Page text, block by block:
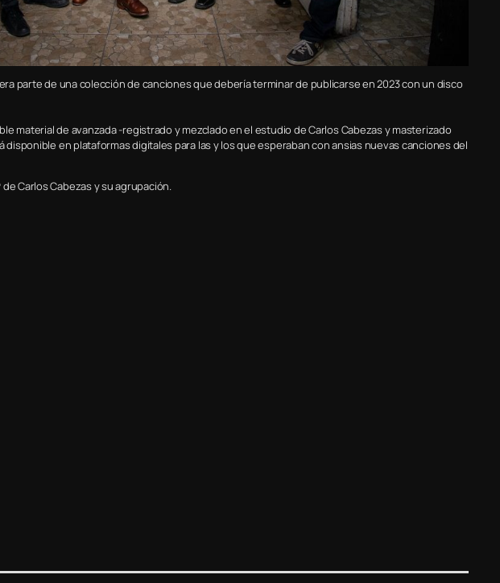
parte de una colección de canciones que debería terminar de publicarse en 2023 con un disco
material de avanzada -registrado y mezclado en el estudio de Carlos Cabezas y masterizado
disponible en plataformas digitales para las y los que esperaban con ansias nuevas canciones del
Carlos Cabezas y su agrupación.